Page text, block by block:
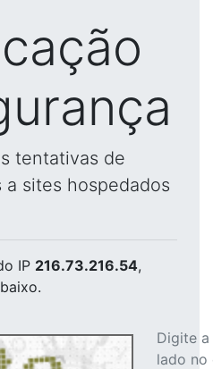
tentativas de
a sites hospedados
IP 216.73.216.54,
Digite
lado no